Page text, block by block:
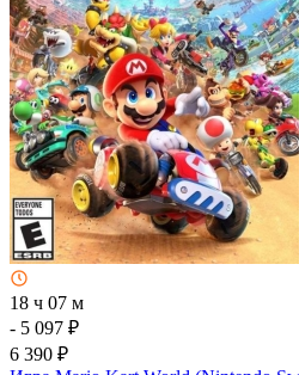
18 ч 07 м
- 5 097 ₽
6 390 ₽